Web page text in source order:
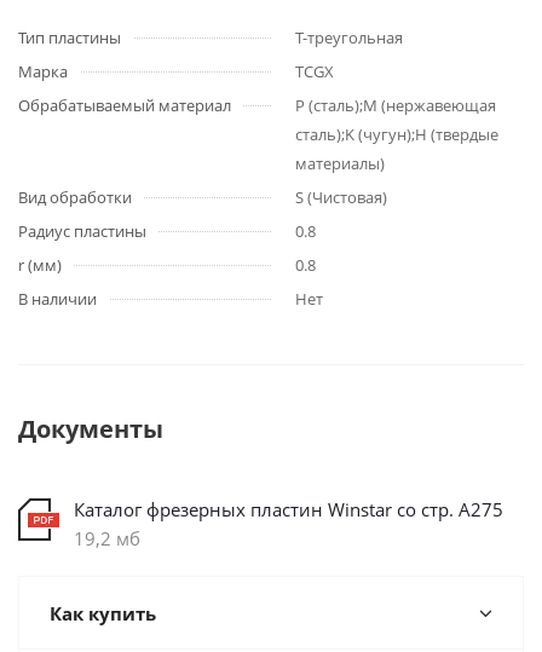
Тип пластины
T-треугольная
Марка
TCGX
Обрабатываемый материал
P (сталь);M (нержавеющая
сталь);K (чугун);H (твердые
материалы)
Вид обработки
S (Чистовая)
Радиус пластины
0.8
r (мм)
0.8
В наличии
Нет
Документы
Каталог фрезерных пластин Winstar со стр. А275
19,2 мб
Как купить